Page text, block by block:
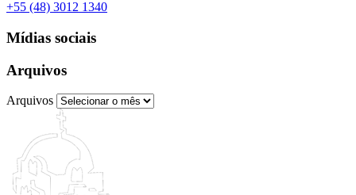
+55 (48) 3012 1340
Mídias sociais
Arquivos
Arquivos